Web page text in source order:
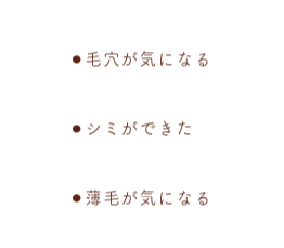
⚫︎毛穴が気になる
⚫︎シミができた
⚫︎薄毛が気になる